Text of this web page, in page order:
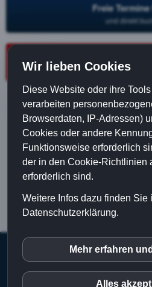
Freie
und direkt
30 Minuten ·
Haftungsausschluss |Kontakt
Wir lieben Cookies
Diese Website oder ihre
verarbeiten
Browserdaten, IP-Adressen)
Cookies oder andere
Funktionsweise erforderlich
der in den Cookie-Richtlinien
erforderlich sind.
Weitere Infos dazu finden Sie
Datenschutzerklärung.
inCMS
Mehr erfahren
Alles